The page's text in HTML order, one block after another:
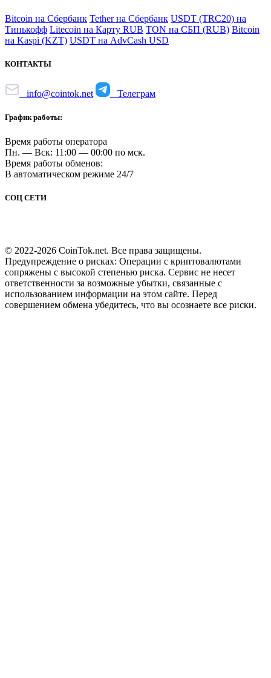
Bitcoin на Сбербанк Tether на Сбербанк USDT (TRC20) на
Тинькофф Litecoin на Карту RUB TON на СБП (RUB) Bitcoin
на Kaspi (KZT) USDT на AdvCash USD
КОНТАКТЫ
info@cointok.net Телеграм
График работы:
Время работы оператора
Пн. — Вск: 11:00 — 00:00 по мск.
Время работы обменов:
В автоматическом режиме 24/7
СОЦ СЕТИ
© 2022-2026 CoinTok.net. Все права защищены.
Предупреждение о рисках: Операции с криптовалютами
сопряжены с высокой степенью риска. Сервис не несет
ответственности за возможные убытки, связанные с
использованием информации на этом сайте. Перед
совершением обмена убедитесь, что вы осознаете все риски.